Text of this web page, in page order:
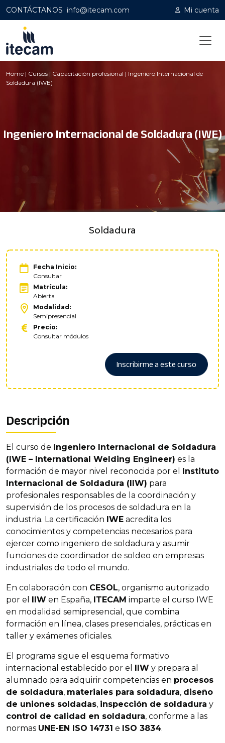
CONTÁCTANOS info@itecam.com Mi cuenta
Home | Cursos | Capacitación profesional | Ingeniero Internacional de
Soldadura (IWE)
Ingeniero Internacional de Soldadura (IWE)
Soldadura
Fecha Inicio:
Consultar
Matrícula:
Abierta
Modalidad:
Semipresencial
Precio:
Consultar módulos
Inscribirme a este curso
Descripción
El curso de Ingeniero Internacional de Soldadura
(IWE – International Welding Engineer) es la
formación de mayor nivel reconocida por el Instituto
Internacional de Soldadura (IIW) para
profesionales responsables de la coordinación y
supervisión de los procesos de soldadura en la
industria. La certificación IWE acredita los
conocimientos y competencias necesarios para
ejercer como ingeniero de soldadura y asumir
funciones de coordinador de soldeo en empresas
industriales de todo el mundo.
En colaboración con CESOL, organismo autorizado
por el IIW en España, ITECAM imparte el curso IWE
en modalidad semipresencial, que combina
formación en línea, clases presenciales, prácticas en
taller y exámenes oficiales.
El programa sigue el esquema formativo
internacional establecido por el IIW y prepara al
alumnado para adquirir competencias en procesos
de soldadura, materiales para soldadura, diseño
de uniones soldadas, inspección de soldadura y
control de calidad en soldadura, conforme a las
normas UNE-EN ISO 14731 e ISO 3834.